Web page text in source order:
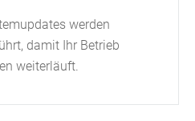
werden
damit Ihr Betrieb
weiterläuft.